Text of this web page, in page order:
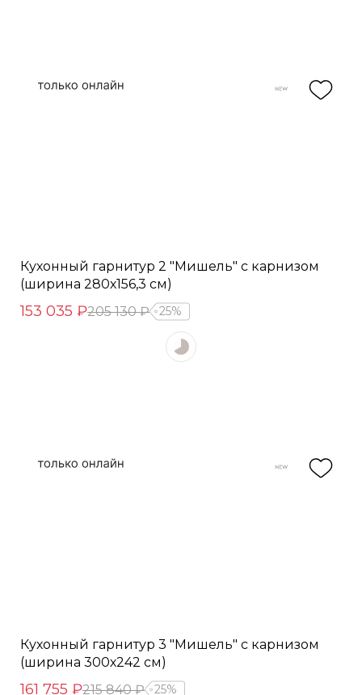
Кухонный гарнитур 2 "Мишель" с карнизом
(ширина 280х156,3 см)
153 035 ₽205 130 ₽ 25%
Кухонный гарнитур 3 "Мишель" с карнизом
(ширина 300х242 см)
161 755 ₽215 840 ₽ 25%